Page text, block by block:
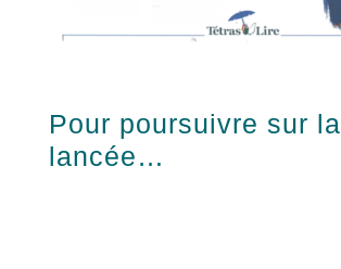
Pour poursuivre sur la
lancée…